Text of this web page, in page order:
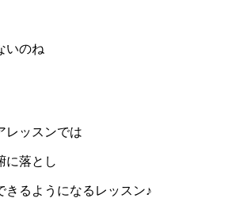
いのね
レッスンでは
に落とし
きるようになるレッスン♪